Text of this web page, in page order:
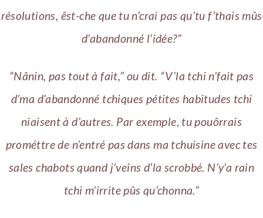
résolutions, êst-che que tu n’crai pas qu’tu f’thais mûs
d’abandonné l’idée?”
“Nânin, pas tout à fait,” ou dit. “V’la tchi n’fait pas
d’ma d’abandonné tchiques pétites habitudes tchi
niaisent à d’autres. Par exemple, tu pouôrrais
prométtre de n’entré pas dans ma tchuisine avec tes
sales chabots quand j’veins d’la scrobbé. N’y’a rain
tchi m’irrite pûs qu’chonna.”